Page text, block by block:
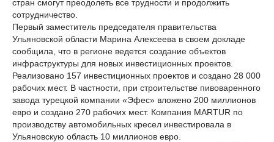
стран смогут преодолеть все трудности и продолжить
сотрудничество.
Первый заместитель председателя правительства
Ульяновской области Марина Алексеева в своем докладе
сообщила, что в регионе ведется создание объектов
инфраструктуры для новых инвестиционных проектов.
Реализовано 157 инвестиционных проектов и создано 28 000
рабочих мест. В частности, при строительстве пивоваренного
завода турецкой компании «Эфес» вложено 200 миллионов
евро и создано 270 рабочих мест. Компания MARTUR по
производству автомобильных кресел инвестировала в
Ульяновскую область 10 миллионов евро.